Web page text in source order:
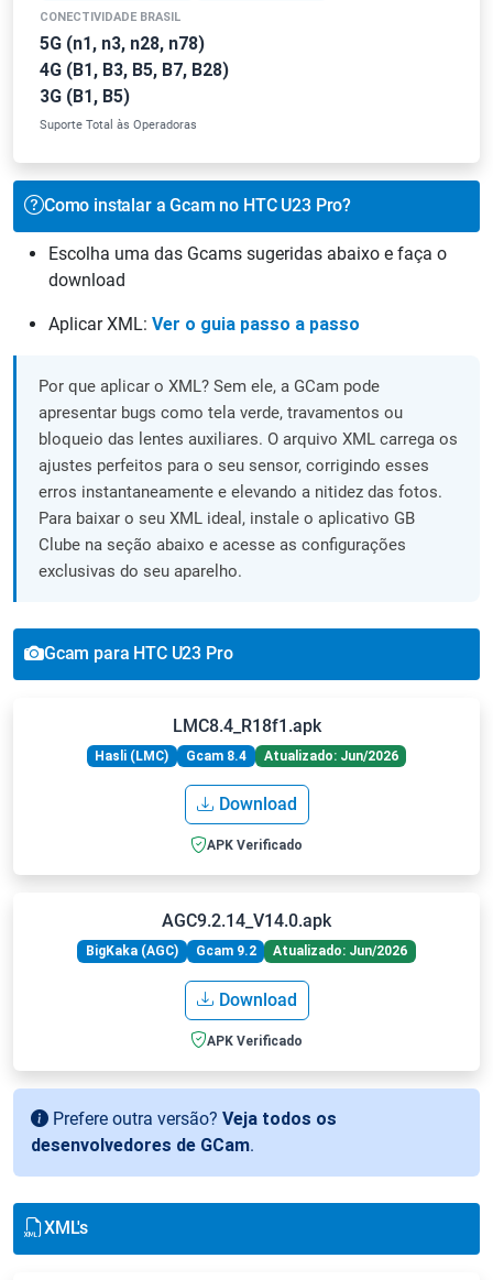
CONECTIVIDADE BRASIL
5G (n1, n3, n28, n78)
4G (B1, B3, B5, B7, B28)
3G (B1, B5)
Suporte Total às Operadoras
Como instalar a Gcam no HTC U23 Pro?
Escolha uma das Gcams sugeridas abaixo e faça o
download
Aplicar XML: Ver o guia passo a passo
Por que aplicar o XML? Sem ele, a GCam pode
apresentar bugs como tela verde, travamentos ou
bloqueio das lentes auxiliares. O arquivo XML carrega os
ajustes perfeitos para o seu sensor, corrigindo esses
erros instantaneamente e elevando a nitidez das fotos.
Para baixar o seu XML ideal, instale o aplicativo GB
Clube na seção abaixo e acesse as configurações
exclusivas do seu aparelho.
Gcam para HTC U23 Pro
LMC8.4_R18f1.apk
Hasli (LMC) Gcam 8.4 Atualizado: Jun/2026
Download
APK Verificado
AGC9.2.14_V14.0.apk
BigKaka (AGC) Gcam 9.2 Atualizado: Jun/2026
Download
APK Verificado
Prefere outra versão? Veja todos os
desenvolvedores de GCam.
XML's